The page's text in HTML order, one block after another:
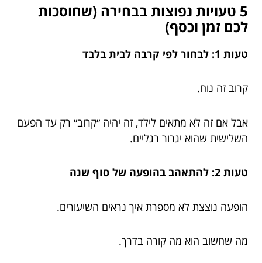
5 טעויות נפוצות בבחירה (שחוסכות
לכם זמן וכסף)
טעות 1: לבחור לפי קרבה לבית בלבד
קרוב זה נוח.
אבל אם זה לא מתאים לילד, זה יהיה ״קרוב״ רק עד הפעם
השלישית שהוא יגרור רגליים.
טעות 2: להתאהב בהופעה של סוף שנה
הופעה נוצצת לא מספרת איך נראים השיעורים.
מה שחשוב הוא מה קורה בדרך.